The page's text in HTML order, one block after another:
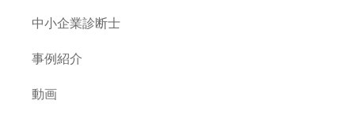
中小企業診断士
事例紹介
動画